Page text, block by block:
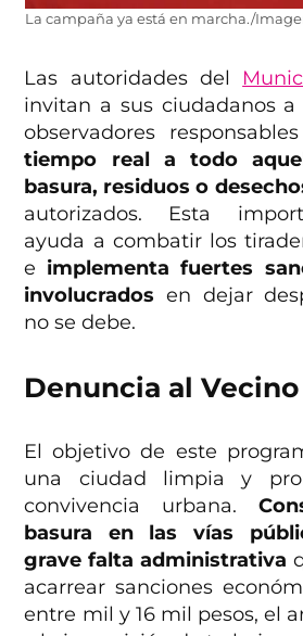
La campaña ya está en marcha./
Las autoridades del
invitan a sus ciudadanos
observadores
tiempo real a todo
basura, residuos o
autorizados. Esta
ayuda a combatir los
e implementa fuertes
involucrados en dejar
no se debe.
Denuncia al
El objetivo de este
una ciudad limpia y
convivencia urbana.
basura en las vías
grave falta administrativa
acarrear sanciones
entre mil y 16 mil pesos, el